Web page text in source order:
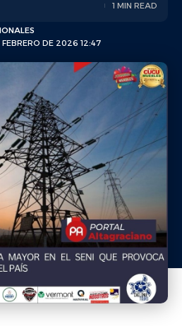
DE 2026 12:47
1 MIN READ